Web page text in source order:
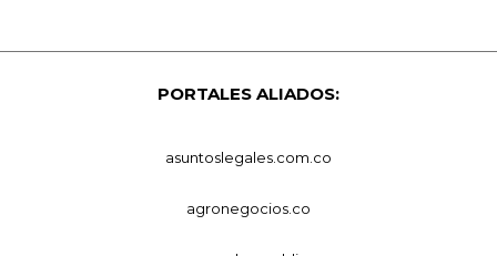
PORTALES ALIADOS:
asuntoslegales.com.co
agronegocios.co